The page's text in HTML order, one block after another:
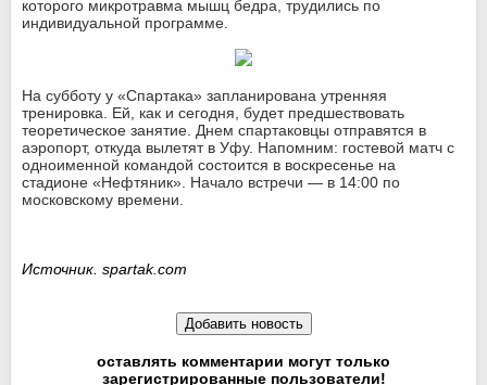
которого микротравма мышц бедра, трудились по
индивидуальной программе.
На субботу у «Спартака» запланирована утренняя
тренировка. Ей, как и сегодня, будет предшествовать
теоретическое занятие. Днем спартаковцы отправятся в
аэропорт, откуда вылетят в Уфу. Напомним: гостевой матч с
одноименной командой состоится в воскресенье на
стадионе «Нефтяник». Начало встречи — в 14:00 по
московскому времени.
Источник. spartak.com
оставлять комментарии могут только
зарегистрированные пользователи!